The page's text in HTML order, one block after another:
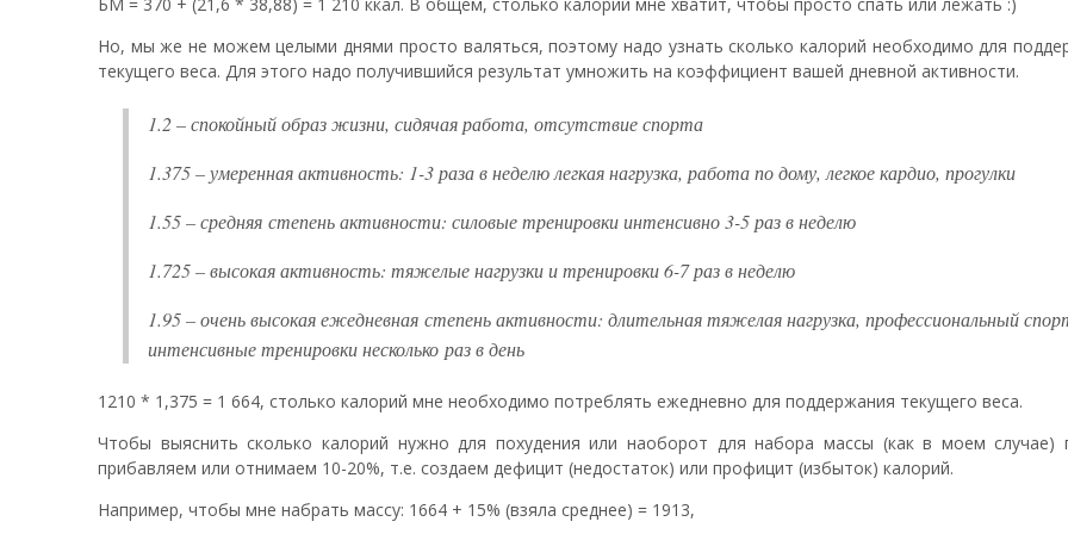
Но, мы же не можем целыми днями просто валяться, поэтому надо узнать сколько калорий необходимо для
текущего веса. Для этого надо получившийся результат умножить на коэффициент вашей дневной активности.
1.2 – спокойный образ жизни, сидячая работа, отсутствие спорта
1.375 – умеренная активность: 1-3 раза в неделю легкая нагрузка, работа по дому, легкое кардио, прогулки
1.55 – средняя степень активности: силовые тренировки интенсивно 3-5 раз в неделю
1.725 – высокая активность: тяжелые нагрузки и тренировки 6-7 раз в неделю
1.95 – очень высокая ежедневная степень активности: длительная тяжелая нагрузка, профессиональный
интенсивные тренировки несколько раз в день
1210 * 1,375 = 1 664, столько калорий мне необходимо потреблять ежедневно для поддержания текущего веса.
Чтобы выяснить сколько калорий нужно для похудения или наоборот для набора массы (как в моем случае)
прибавляем или отнимаем 10-20%, т.е. создаем дефицит (недостаток) или профицит (избыток) калорий.
Например, чтобы мне набрать массу: 1664 + 15% (взяла среднее) = 1913,